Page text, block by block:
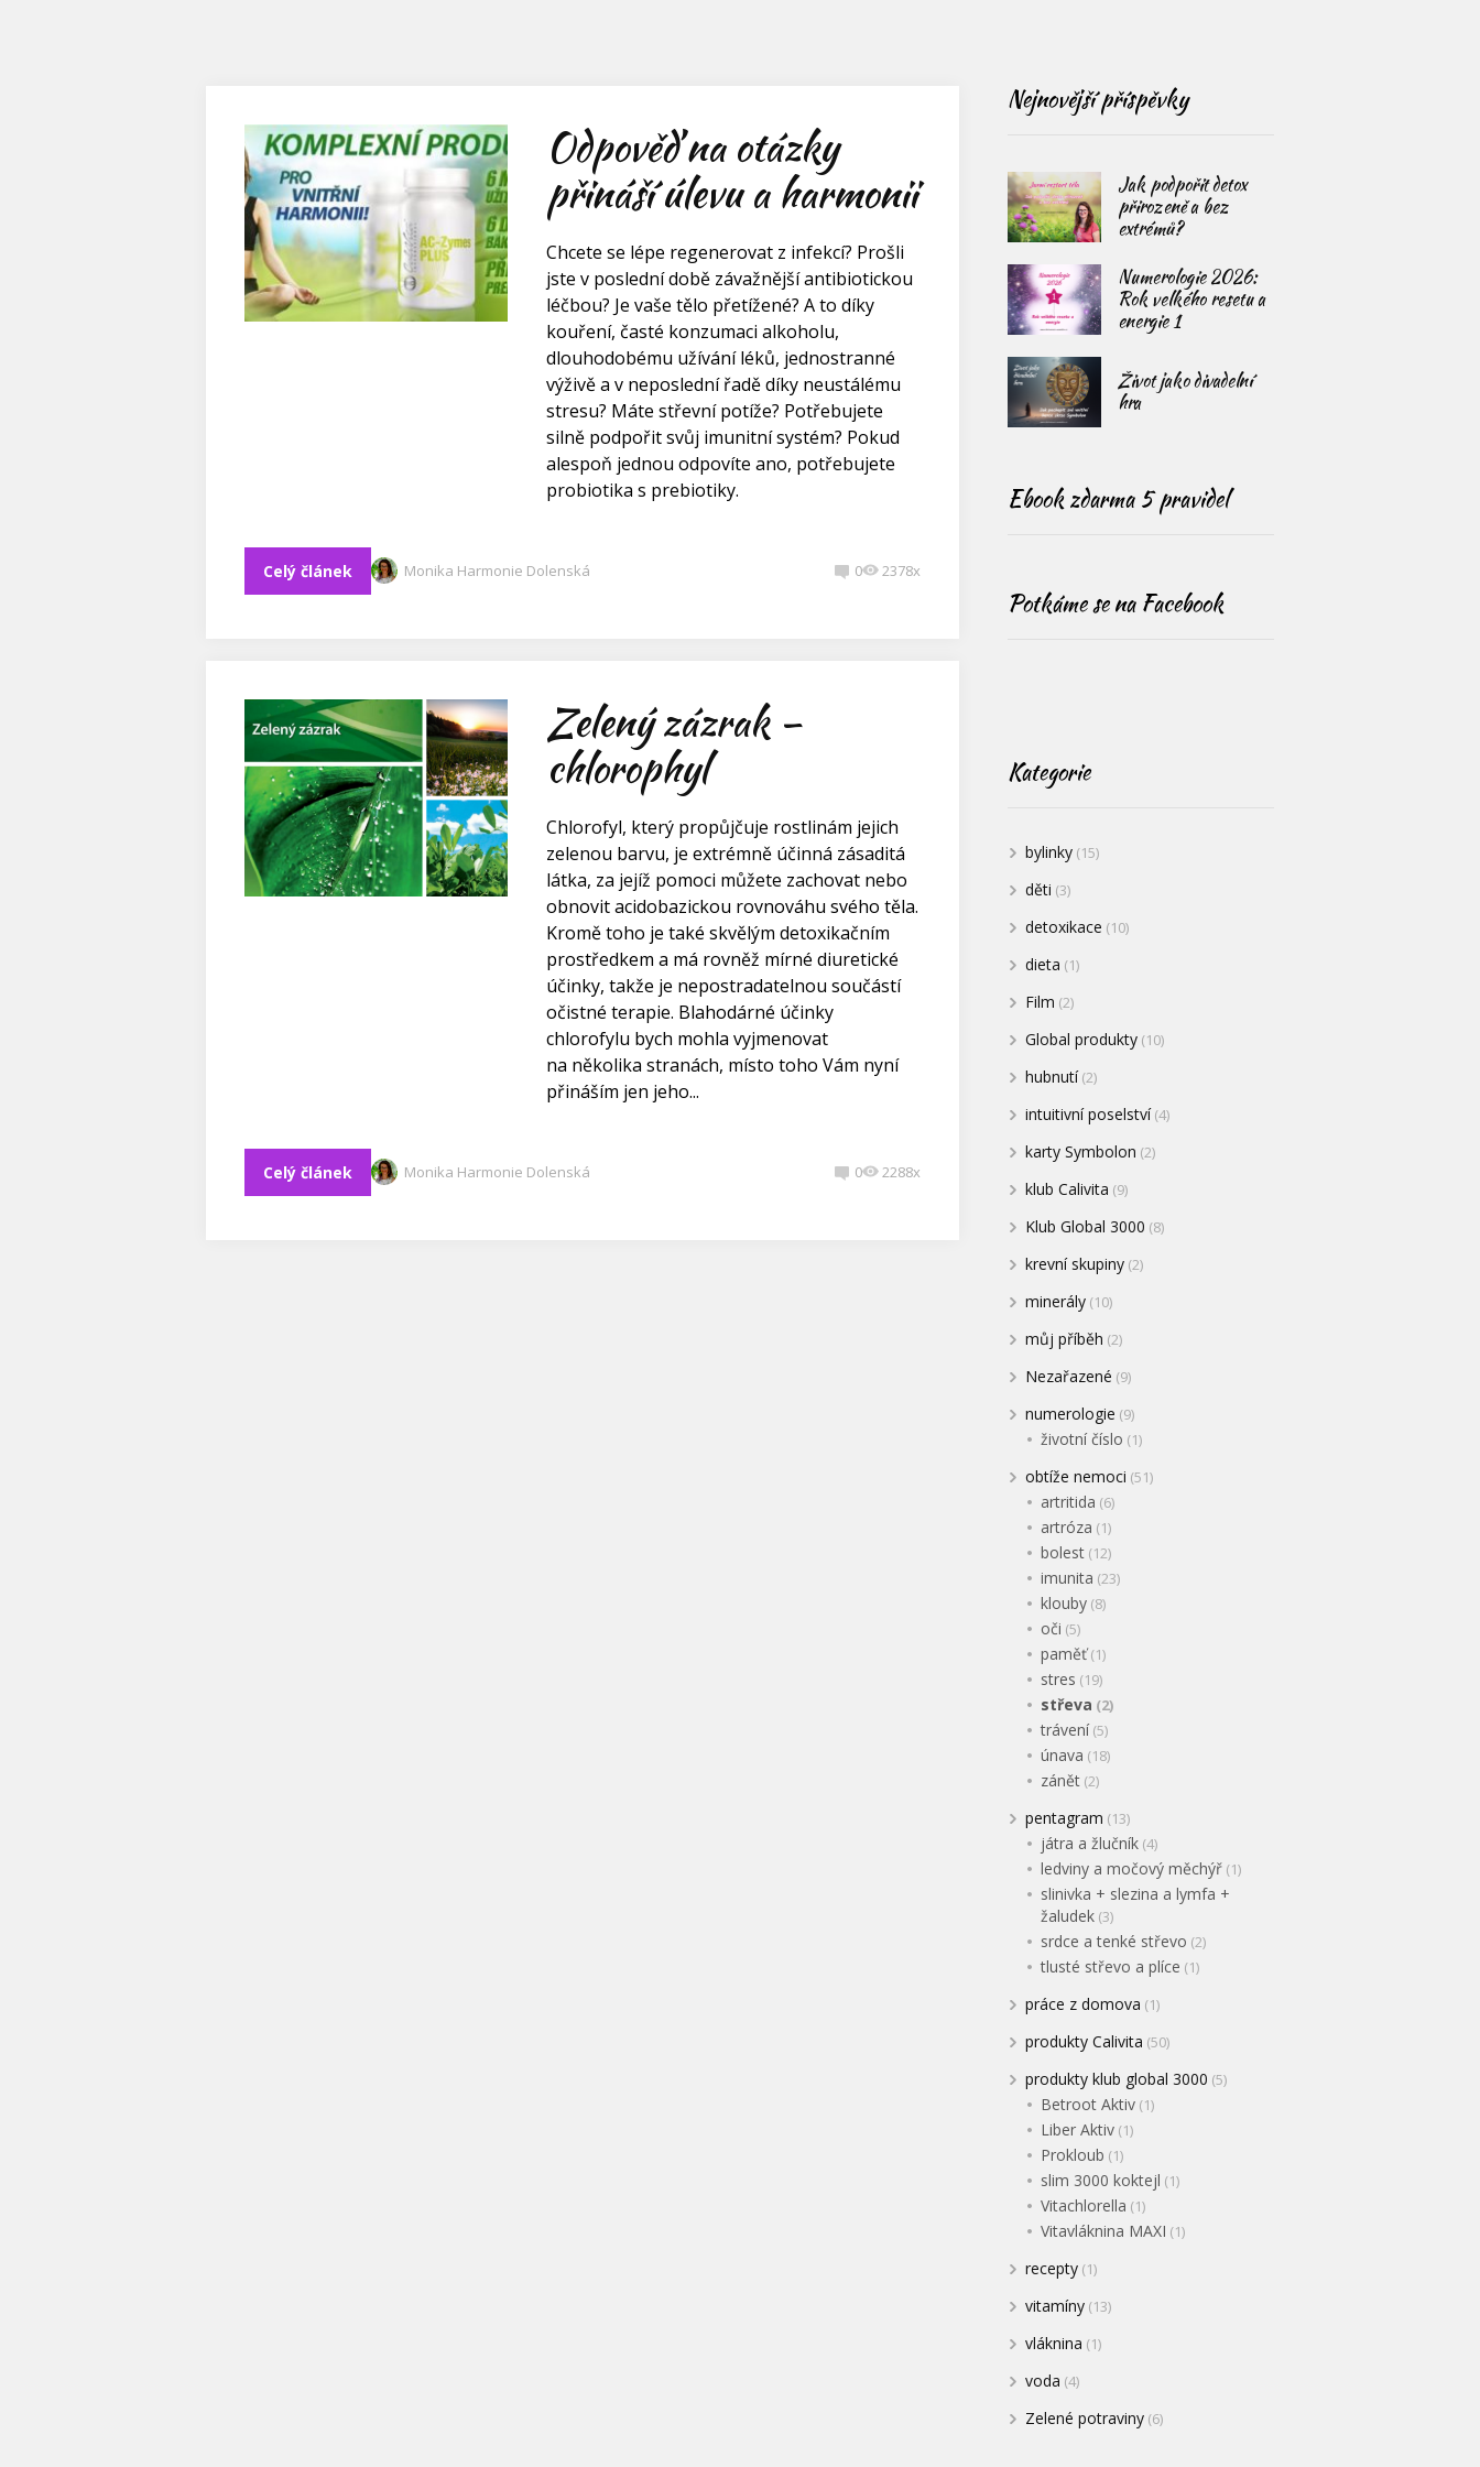
Odpověď na otázky
přináší úlevu a harmonii
Chcete se lépe regenerovat z infekcí? Prošli
jste v poslední době závažnější antibiotickou
léčbou? Je vaše tělo přetížené? A to díky
kouření, časté konzumaci alkoholu,
dlouhodobému užívání léků, jednostranné
výživě a v neposlední řadě díky neustálému
stresu? Máte střevní potíže? Potřebujete
silně podpořit svůj imunitní systém? Pokud
alespoň jednou odpovíte ano, potřebujete
probiotika s prebiotiky.
Celý článek Monika Harmonie Dolenská 0 2378x
Zelený zázrak –
chlorophyl
Chlorofyl, který propůjčuje rostlinám jejich
zelenou barvu, je extrémně účinná zásaditá
látka, za jejíž pomoci můžete zachovat nebo
obnovit acidobazickou rovnováhu svého těla.
Kromě toho je také skvělým detoxikačním
prostředkem a má rovněž mírné diuretické
účinky, takže je nepostradatelnou součástí
očistné terapie. Blahodárné účinky
chlorofylu bych mohla vyjmenovat
na několika stranách, místo toho Vám nyní
přináším jen jeho...
Celý článek Monika Harmonie Dolenská 0 2288x
Nejnovější příspěvky
Jak podpořit detox
přirozeně a bez
extrémů?
Numerologie 2026:
Rok velkého resetu a
energie 1
Život jako divadelní
hra
Ebook zdarma 5 pravidel
Potkáme se na Facebook
Kategorie
bylinky(15)
děti (3)
detoxikace (10)
dieta (1)
Film (2)
Global produkty(10)
hubnutí(2)
intuitivní poselství(4)
karty Symbolon (2)
klub Calivita (9)
Klub Global 3000 (8)
krevní skupiny(2)
minerály(10)
můj příběh (2)
Nezařazené (9)
numerologie (9)
životní číslo (1)
obtíže nemoci (51)
artritida (6)
artróza (1)
bolest(12)
imunita (23)
klouby(8)
oči (5)
paměť(1)
stres (19)
střeva (2)
trávení(5)
únava (18)
zánět(2)
pentagram (13)
játra a žlučník(4)
ledviny a močový měchýř(1)
slinivka + slezina a lymfa +
žaludek(3)
srdce a tenké střevo (2)
tlusté střevo a plíce (1)
práce z domova (1)
produkty Calivita (50)
produkty klub global 3000 (5)
Betroot Aktiv(1)
Liber Aktiv(1)
Prokloub (1)
slim 3000 koktejl (1)
Vitachlorella (1)
Vitavláknina MAXI (1)
recepty(1)
vitamíny(13)
vláknina (1)
voda (4)
Zelené potraviny(6)